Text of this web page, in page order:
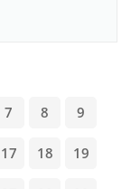
7 8 9
17 18 19